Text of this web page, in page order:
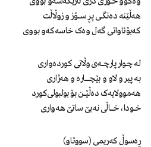
هەڵێنه دەنگــــی پڕ ســـــــۆز و زوڵاڵت
که‌بۆئاواتی گەل ‌وەک‌ خاسەکەو بووی
له چــوار پارچـــــەی وڵاتی کوردەواری
به پیر و لاو و بێچــــــــــــاره و هەژاری
هەموولایەک دەڵێــــــن بۆ بولبولی‌کورد
خــــودا، خـــــــاڵی نەبێ ساتێ هەواری
ڕەسوڵ کەریمی (سووتاو)